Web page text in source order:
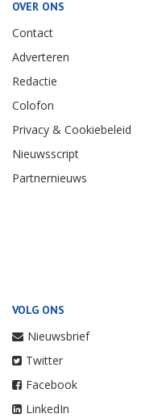
OVER ONS
Contact
Adverteren
Redactie
Colofon
Privacy & Cookiebeleid
Nieuwsscript
Partnernieuws
VOLG ONS
Nieuwsbrief
Twitter
Facebook
LinkedIn